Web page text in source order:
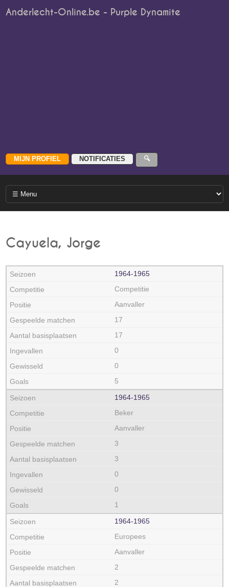
Anderlecht-Online.be - Purple Dynamite
Cayuela, Jorge
1964‑1965
Competitie
Aanvaller
17
17
0
0
5
1964‑1965
Beker
Aanvaller
3
3
0
0
1
1964‑1965
Europees
Aanvaller
2
2